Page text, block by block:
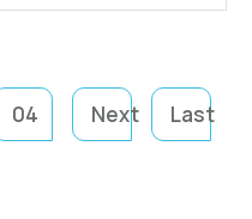
04 Next Last